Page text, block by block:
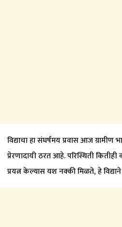
​विद्याचा हा संघर्षमय प्रवास आज
प्रेरणादायी ठरत आहे. परिस्थिती
प्रयत्न केल्यास यश नक्की मिळते, हे